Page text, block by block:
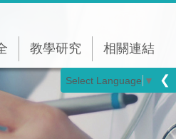
Select Language ▼ ❮
教學研究 相關連結